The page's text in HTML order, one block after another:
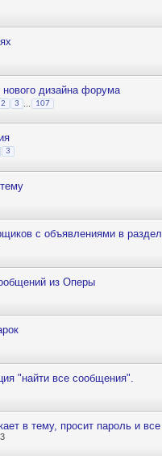
дизайна форума
2 3 107
3
с объявлениями в
из Оперы
"найти все сообщения".
в тему, просит пароль и